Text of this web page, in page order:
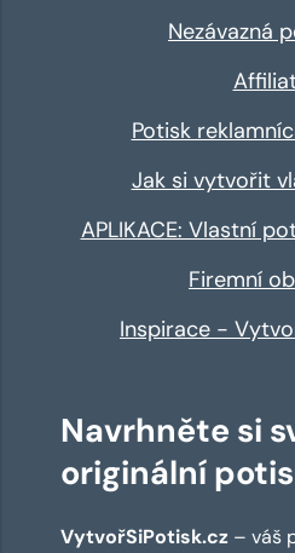
Nezávazná
Potisk
Jak si vytvořit
APLIKACE: Vlastní
Firemní
Inspirace -
Navrhněte si
originální
VytvořSiPotisk.cz – váš